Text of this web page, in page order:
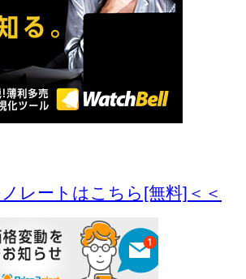
レートはこちら[無料]＜＜